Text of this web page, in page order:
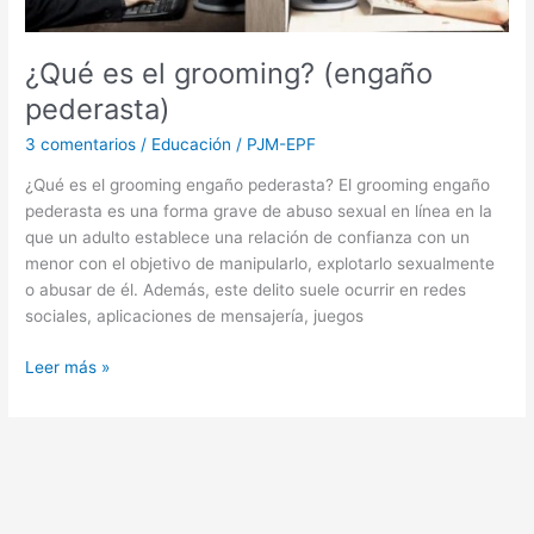
¿Qué es el grooming? (engaño
pederasta)
3 comentarios / Educación / PJM-EPF
¿Qué es el grooming engaño pederasta? El grooming engaño
pederasta es una forma grave de abuso sexual en línea en la
que un adulto establece una relación de confianza con un
menor con el objetivo de manipularlo, explotarlo sexualmente
o abusar de él. Además, este delito suele ocurrir en redes
sociales, aplicaciones de mensajería, juegos
Leer más »